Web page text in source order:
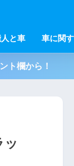
と車 車に関
ト欄から！
ッ